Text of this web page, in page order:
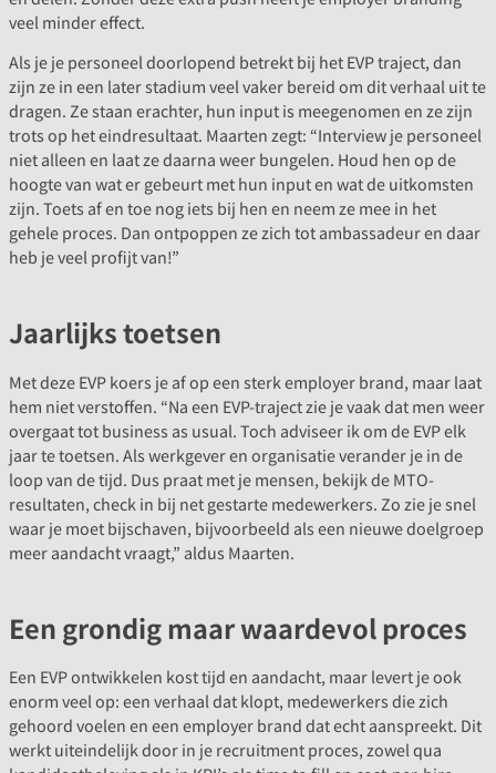
veel minder effect.
Als je je personeel doorlopend betrekt bij het EVP traject, dan
zijn ze in een later stadium veel vaker bereid om dit verhaal uit te
dragen. Ze staan erachter, hun input is meegenomen en ze zijn
trots op het eindresultaat. Maarten zegt: “Interview je personeel
niet alleen en laat ze daarna weer bungelen. Houd hen op de
hoogte van wat er gebeurt met hun input en wat de uitkomsten
zijn. Toets af en toe nog iets bij hen en neem ze mee in het
gehele proces. Dan ontpoppen ze zich tot ambassadeur en daar
heb je veel profijt van!”
Jaarlijks toetsen
Met deze EVP koers je af op een sterk employer brand, maar laat
hem niet verstoffen. “Na een EVP-traject zie je vaak dat men weer
overgaat tot business as usual. Toch adviseer ik om de EVP elk
jaar te toetsen. Als werkgever en organisatie verander je in de
loop van de tijd. Dus praat met je mensen, bekijk de MTO-
resultaten, check in bij net gestarte medewerkers. Zo zie je snel
waar je moet bijschaven, bijvoorbeeld als een nieuwe doelgroep
meer aandacht vraagt,” aldus Maarten.
Een grondig maar waardevol proces
Een EVP ontwikkelen kost tijd en aandacht, maar levert je ook
enorm veel op: een verhaal dat klopt, medewerkers die zich
gehoord voelen en een employer brand dat echt aanspreekt. Dit
werkt uiteindelijk door in je recruitment proces, zowel qua